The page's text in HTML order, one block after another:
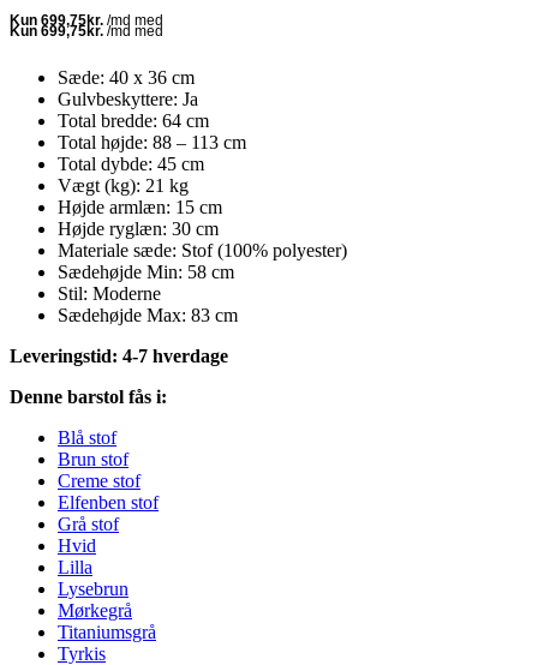
pris
var:
Sæde: 40 x 36 cm
Gulvbeskyttere: Ja
Total bredde: 64 cm
Total højde: 88 – 113 cm
Total dybde: 45 cm
Vægt (kg): 21 kg
Højde armlæn: 15 cm
Højde ryglæn: 30 cm
Materiale sæde: Stof (100% polyester)
Sædehøjde Min: 58 cm
Stil: Moderne
Sædehøjde Max: 83 cm
Leveringstid: 4-7 hverdage
Denne barstol fås i:
Blå stof
Brun stof
Creme stof
Elfenben stof
Grå stof
Hvid
Lilla
Lysebrun
Mørkegrå
Titaniumsgrå
Tyrkis